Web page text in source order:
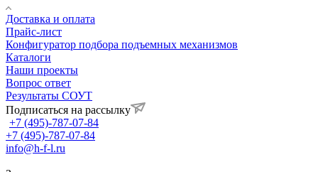
Доставка и оплата
Прайс-лист
Конфигуратор подбора подъемных механизмов
Каталоги
Наши проекты
Вопрос ответ
Результаты СОУТ
Подписаться на рассылку
+7 (495)-787-07-84
+7 (495)-787-07-84
info@h-f-l.ru